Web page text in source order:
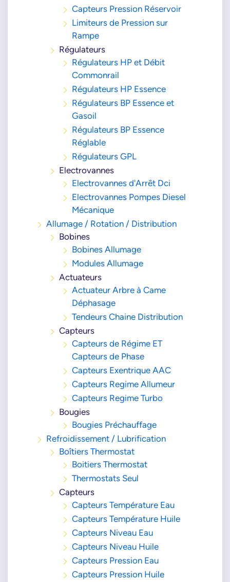
Capteurs Pression Réservoir
Limiteurs de Pression sur
Rampe
Régulateurs
Régulateurs HP et Débit
Commonrail
Régulateurs HP Essence
Régulateurs BP Essence et
Gasoil
Régulateurs BP Essence
Réglable
Régulateurs GPL
Electrovannes
Electrovannes d'Arrêt Dci
Electrovannes Pompes Diesel
Mécanique
Allumage / Rotation / Distribution
Bobines
Bobines Allumage
Modules Allumage
Actuateurs
Actuateur Arbre à Came
Déphasage
Tendeurs Chaine Distribution
Capteurs
Capteurs de Régime ET
Capteurs de Phase
Capteurs Exentrique AAC
Capteurs Regime Allumeur
Capteurs Regime Turbo
Bougies
Bougies Préchauffage
Refroidissement / Lubrification
Boîtiers Thermostat
Boitiers Thermostat
Thermostats Seul
Capteurs
Capteurs Température Eau
Capteurs Température Huile
Capteurs Niveau Eau
Capteurs Niveau Huile
Capteurs Pression Eau
Capteurs Pression Huile